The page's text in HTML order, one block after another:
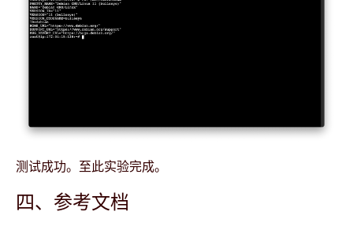
测试成功。至此实验完成。
四、参考文档